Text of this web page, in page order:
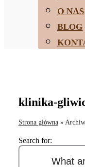
O NAS
BLOG
klinika-
Strona główna»
Search for: